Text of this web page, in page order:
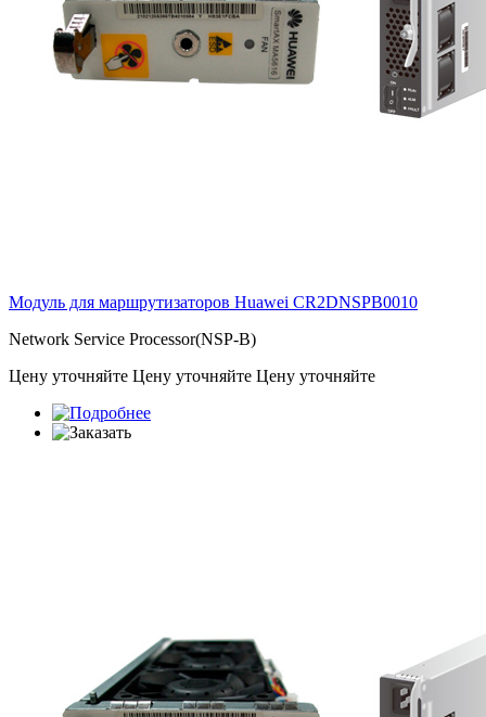
Модуль для маршрутизаторов Huawei CR2DNSPB0010
Network Service Processor(NSP-B)
Цену уточняйте Цену уточняйте Цену уточняйте